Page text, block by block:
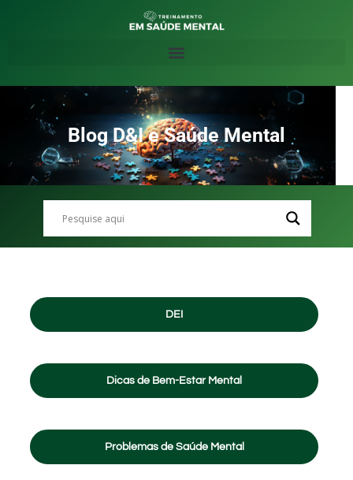
Blog D&I e Saúde Mental
DEI
Dicas de Bem-Estar Mental
Problemas de Saúde Mental